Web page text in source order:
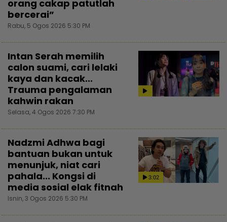
orang cakap patutlah
bercerai”
Rabu, 5 Ogos 2026 5:30 PM
Intan Serah memilih
calon suami, cari lelaki
kaya dan kacak...
Trauma pengalaman
kahwin rakan
Selasa, 4 Ogos 2026 7:30 PM
3:02
Nadzmi Adhwa bagi
bantuan bukan untuk
menunjuk, niat cari
pahala... Kongsi di
media sosial elak fitnah
Isnin, 3 Ogos 2026 5:30 PM